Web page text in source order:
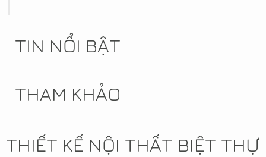
TIN NỔI BẬT
THAM KHẢO
THIẾT KẾ NỘI THẤT BIỆT THỰ